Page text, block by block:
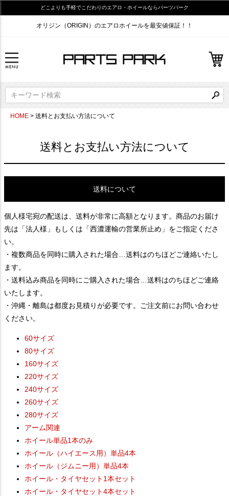
どこよりも手軽でこだわりのエアロ・ホイールならパーツパーク
オリジン（ORIGIN）のエアロホイールを最安値保証！！
HOME 送料とお支払い方法について
送料とお支払い方法について
送料について
個人様宅宛の配送は、送料が非常に高額となります。商品のお届け
先は「法人様」もしくは「西濃運輸の営業所止め」をご指定くださ
い。
・複数商品を同時に購入された場合…送料はのちほどご連絡いたし
ます。
・送料込み商品を同時にご購入された場合…送料はのちほどご連絡
いたします。
・沖縄・離島は都度お見積りが必要です。ご注文前にお問い合わせ
ください。
60サイズ
80サイズ
160サイズ
220サイズ
240サイズ
260サイズ
280サイズ
アーム関連
ホイール単品1本のみ
ホイール（ハイエース用）単品4本
ホイール（ジムニー用）単品4本
ホイール・タイヤセット1本セット
ホイール・タイヤセット4本セット